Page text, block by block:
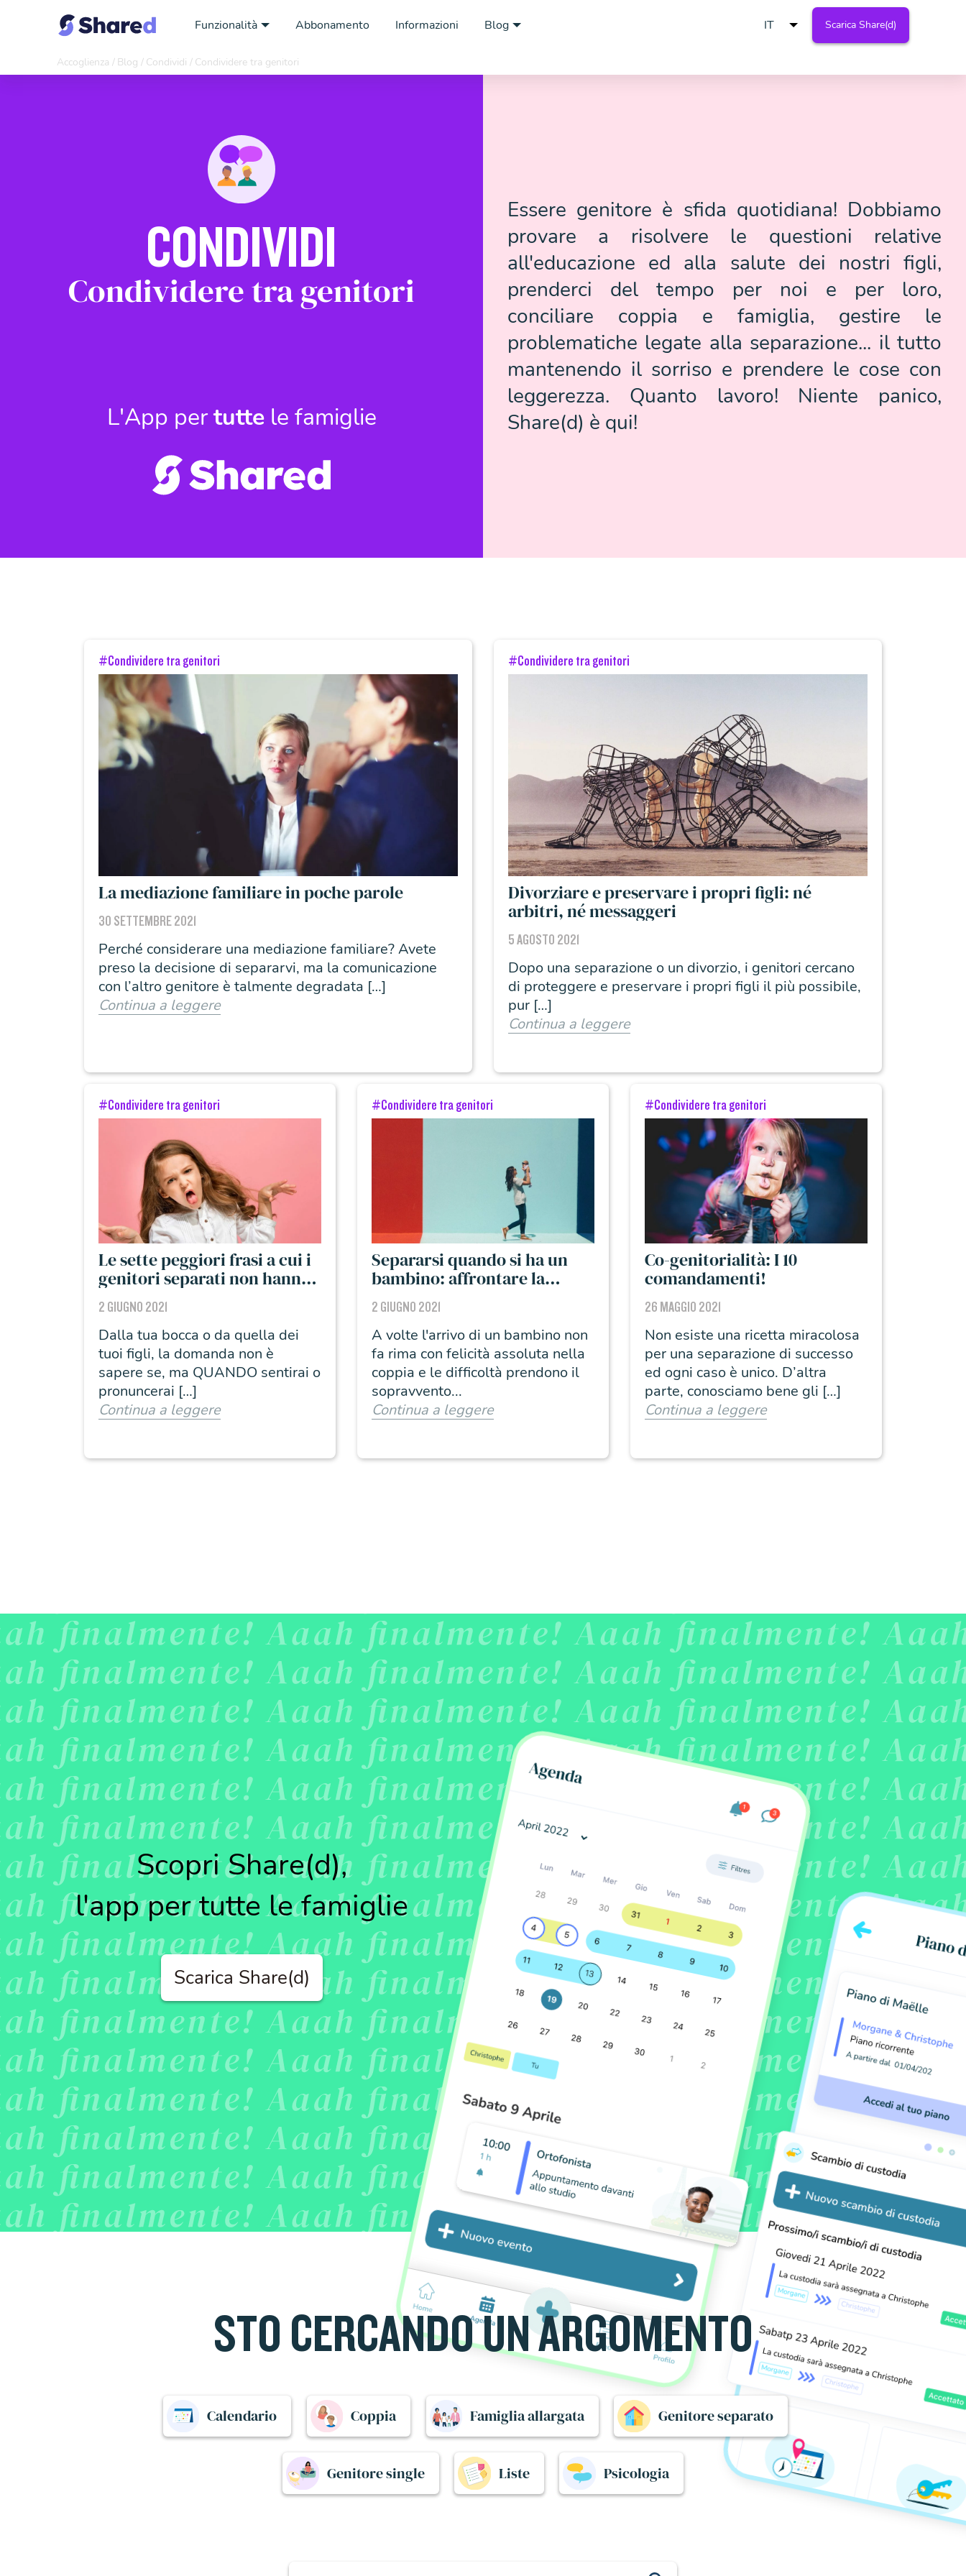
Funzionalità Abbonamento Informazioni Blog Scarica Share(d)
Accoglienza Blog Condividi Condividere tra genitori
CONDIVIDI
Condividere tra genitori
L'App pertuttele famiglie
Essere genitore è sfida quotidiana! Dobbiamo
provare a risolvere le questioni relative
all'educazione ed alla salute dei nostri figli,
prenderci del tempo per noi e per loro,
conciliare coppia e famiglia, gestire le
problematiche legate alla separazione... il tutto
mantenendo il sorriso e prendere le cose con
leggerezza. Quanto lavoro! Niente panico,
Share(d) è qui!
#Condividere tra genitori
La mediazione familiare in poche parole
30 SETTEMBRE 2021
Perché considerare una mediazione familiare? Avete
preso la decisione di separarvi, ma la comunicazione
con l’altro genitore è talmente degradata […]
Continua a leggere
#Condividere tra genitori
Divorziare e preservare i propri figli: né
arbitri, né messaggeri
5 AGOSTO 2021
Dopo una separazione o un divorzio, i genitori cercano
di proteggere e preservare i propri figli il più possibile,
pur […]
Continua a leggere
#Condividere tra genitori
Le sette peggiori frasi a cui i
genitori separati non hanno
possibilità di sfuggire
2 GIUGNO 2021
Dalla tua bocca o da quella dei
tuoi figli, la domanda non è
sapere se, ma QUANDO sentirai o
pronuncerai […]
Continua a leggere
#Condividere tra genitori
Separarsi quando si ha un
bambino: affrontare la
rottura e proteggere il
bambino
2 GIUGNO 2021
A volte l'arrivo di un bambino non
fa rima con felicità assoluta nella
coppia e le difficoltà prendono il
sopravvento...
Continua a leggere
#Condividere tra genitori
Co-genitorialità: I 10
comandamenti!
26 MAGGIO 2021
Non esiste una ricetta miracolosa
per una separazione di successo
ed ogni caso è unico. D’altra
parte, conosciamo bene gli […]
Continua a leggere
Scopri Share(d),
l'app per tutte le famiglie
Scarica Share(d)
STO CERCANDO UN ARGOMENTO
Calendario Coppia Famiglia allargata Genitore separato
Genitore single Liste Psicologia